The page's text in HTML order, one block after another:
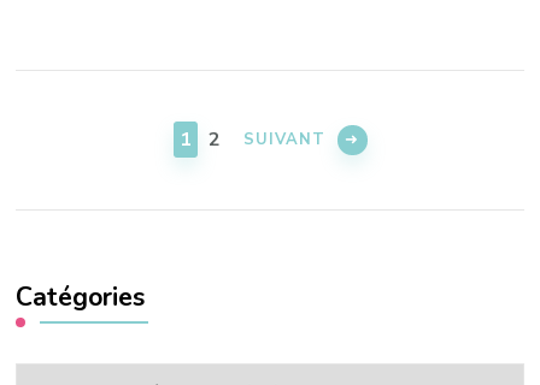
PAGE
1 PAGE
2 SUIVANT
Catégories